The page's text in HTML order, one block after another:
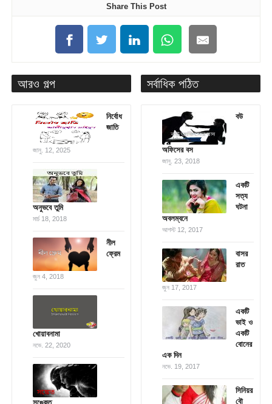
Share This Post
আরও গল্প
নির্বোধ
জাতি
জানু. 12, 2025
অনুভবে তুমি
মার্চ 18, 2018
নীল
ফ্রেম
জুন 4, 2018
খোয়াবনামা
নভে. 22, 2020
সর্বাধিক পঠিত
বউ
অফিসের বস
জানু. 23, 2018
একটি
সত্য
ঘটনা
অবলম্বনে
আগস্ট 12, 2017
বাসর
রাত
জুন 17, 2017
একটি
ভাই ও
একটি
বোনের
এক দিন
নভে. 19, 2017
সিনিয়র
বৌ